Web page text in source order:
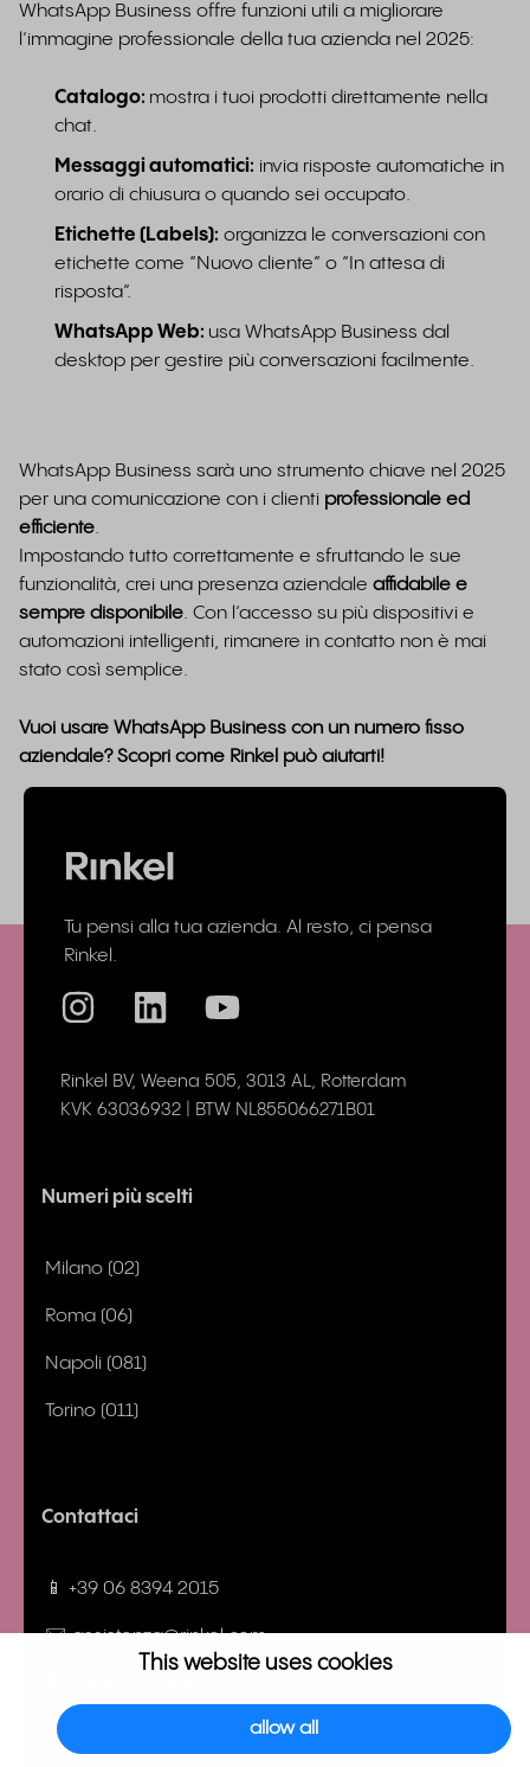
This website uses cookies
allow all
WhatsApp Business offre funzioni utili a migliorare
l’immagine professionale della tua azienda nel 2025:
Catalogo: mostra i tuoi prodotti direttamente nella
chat.
Messaggi automatici: invia risposte automatiche in
orario di chiusura o quando sei occupato.
Etichette (Labels): organizza le conversazioni con
etichette come “Nuovo cliente” o “In attesa di
risposta”.
WhatsApp Web: usa WhatsApp Business dal
desktop per gestire più conversazioni facilmente.
WhatsApp Business sarà uno strumento chiave nel 2025
per una comunicazione con i clienti professionale ed
efficiente.
Impostando tutto correttamente e sfruttando le sue
funzionalità, crei una presenza aziendale affidabile e
sempre disponibile. Con l’accesso su più dispositivi e
automazioni intelligenti, rimanere in contatto non è mai
stato così semplice.
Vuoi usare WhatsApp Business con un numero fisso
aziendale? Scopri come Rinkel può aiutarti!
Tu pensi alla tua azienda. Al resto, ci pensa
Rinkel.
Rinkel BV, Weena 505, 3013 AL, Rotterdam
KVK 63036932 | BTW NL855066271B01
Numeri più scelti
Milano (02)
Roma (06)
Napoli (081)
Torino (011)
Contattaci
📱 +39 06 8394 2015
✉️ assistenza@rinkel.com
📄 Termini e condizioni